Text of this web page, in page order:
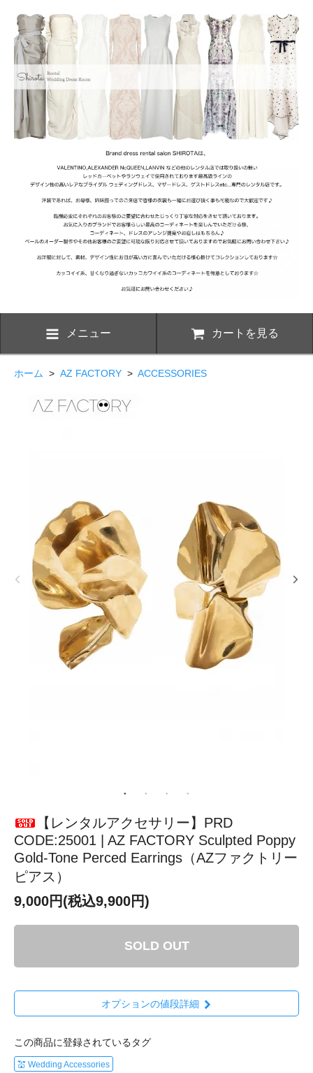
メニュー カートを見る
ホーム > AZ FACTORY > ACCESSORIES
【レンタルアクセサリー】PRD
CODE:25001 | AZ FACTORY Sculpted Poppy
Gold-Tone Perced Earrings（AZファクトリー
ピアス）
9,000円(税込9,900円)
SOLD OUT
オプションの値段詳細
この商品に登録されているタグ
💒 Wedding Accessories